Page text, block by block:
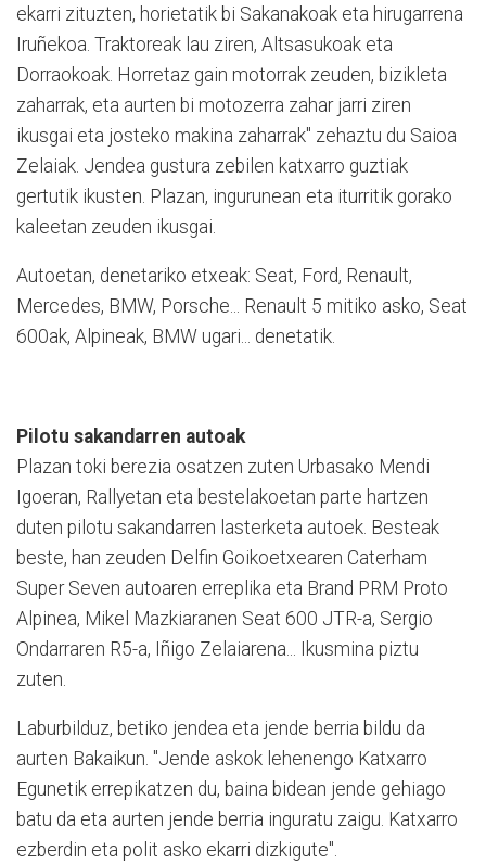
ekarri zituzten, horietatik bi Sakanakoak eta hirugarrena
Iruñekoa. Traktoreak lau ziren, Altsasukoak eta
Dorraokoak. Horretaz gain motorrak zeuden, bizikleta
zaharrak, eta aurten bi motozerra zahar jarri ziren
ikusgai eta josteko makina zaharrak" zehaztu du Saioa
Zelaiak. Jendea gustura zebilen katxarro guztiak
gertutik ikusten. Plazan, ingurunean eta iturritik gorako
kaleetan zeuden ikusgai.
Autoetan, denetariko etxeak: Seat, Ford, Renault,
Mercedes, BMW, Porsche... Renault 5 mitiko asko, Seat
600ak, Alpineak, BMW ugari... denetatik.
Pilotu sakandarren autoak
Plazan toki berezia osatzen zuten Urbasako Mendi
Igoeran, Rallyetan eta bestelakoetan parte hartzen
duten pilotu sakandarren lasterketa autoek. Besteak
beste, han zeuden Delfin Goikoetxearen Caterham
Super Seven autoaren erreplika eta Brand PRM Proto
Alpinea, Mikel Mazkiaranen Seat 600 JTR-a, Sergio
Ondarraren R5-a, Iñigo Zelaiarena... Ikusmina piztu
zuten.
Laburbilduz, betiko jendea eta jende berria bildu da
aurten Bakaikun. "Jende askok lehenengo Katxarro
Egunetik errepikatzen du, baina bidean jende gehiago
batu da eta aurten jende berria inguratu zaigu. Katxarro
ezberdin eta polit asko ekarri dizkigute".